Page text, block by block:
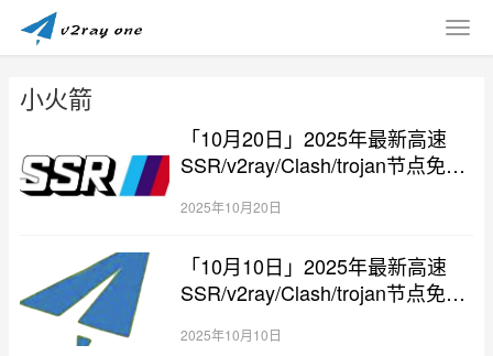
小火箭
「10月20日」2025年最新高速
SSR/v2ray/Clash/trojan节点免费
2025年10月20日
「10月10日」2025年最新高速
SSR/v2ray/Clash/trojan节点免费
2025年10月10日